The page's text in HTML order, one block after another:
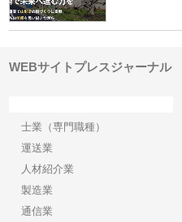
WEBサイトプレスジャーナル
士業（専門職種）
運送業
人材紹介業
製造業
通信業